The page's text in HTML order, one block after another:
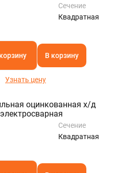
Сечение
Квадратная
В корзину
Узнать цену
оцинкованная х/д
Сечение
Квадратная